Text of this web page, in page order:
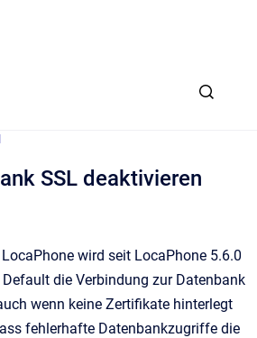
SSL deaktivieren
wird seit LocaPhone 5.6.0
die Verbindung zur Datenbank
wenn keine Zertifikate hinterlegt
fehlerhafte Datenbankzugriffe die